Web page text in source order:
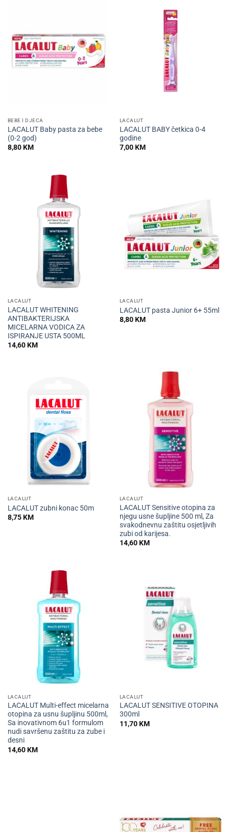
BEBE I DJECA
LACALUT Baby pasta za bebe
(0-2 god)
8,80KM
LACALUT
LACALUT BABY četkica 0-4
godine
7,00KM
LACALUT
LACALUT WHITENING
ANTIBAKTERIJSKA
MICELARNA VODICA ZA
ISPIRANJE USTA 500ML
14,60KM
LACALUT
LACALUT pasta Junior 6+ 55ml
8,80KM
LACALUT
LACALUT zubni konac 50m
8,75KM
LACALUT
LACALUT Sensitive otopina za
njegu usne šupljine 500 ml, Za
svakodnevnu zaštitu osjetljivih
zubi od karijesa.
14,60KM
LACALUT
LACALUT Multi-effect micelarna
otopina za usnu šupljinu 500ml,
Sa inovativnom 6u1 formulom
nudi savršenu zaštitu za zube i
desni
14,60KM
LACALUT
LACALUT SENSITIVE OTOPINA
300ml
11,70KM